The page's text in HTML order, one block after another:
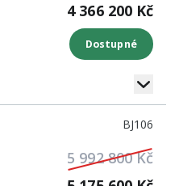
4 366 200 Kč
Dostupné
BJ106
5 992 800 Kč